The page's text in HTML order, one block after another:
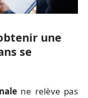
une
se
ne relève pas